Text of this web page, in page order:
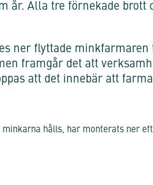
år. Alla tre förnekade brott
ner flyttade
framgår det att
att det innebär att
minkarna hålls, har monterats ner